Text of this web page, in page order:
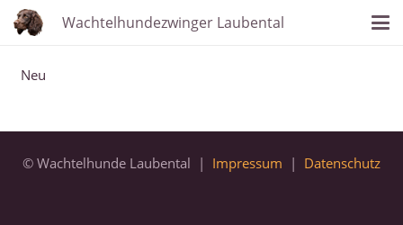
Wachtelhundezwinger Laubental
Neu
© Wachtelhunde Laubental | Impressum | Datenschutz